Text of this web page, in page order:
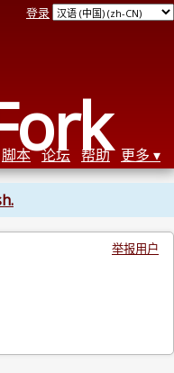
登录
脚本 论坛 帮助 更多
举报用户